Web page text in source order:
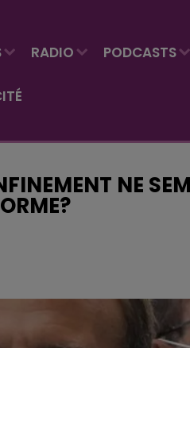
RADIO PODCASTS
NE